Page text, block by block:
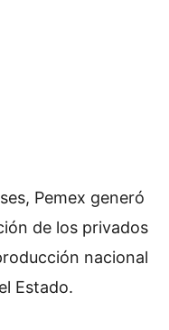
Pemex generó
de los privados
nacional
Estado.